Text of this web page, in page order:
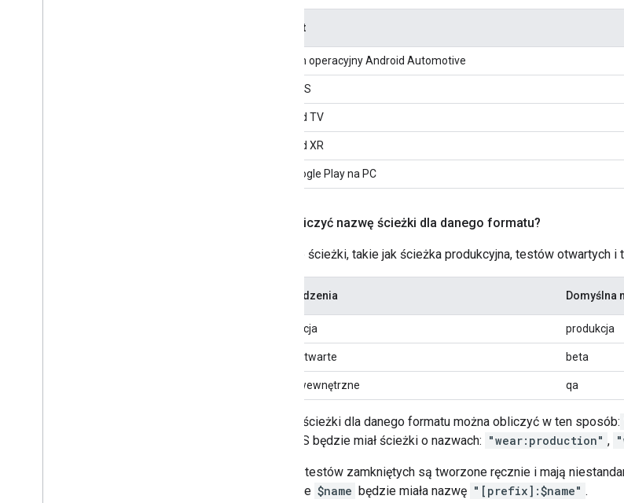
Format
System operacyjny Android Automotive
Wear OS
Android TV
Android XR
Gry Google Play na PC
Jak obliczyć nazwę ścieżki dla danego formatu?
Typowe ścieżki, takie jak ścieżka produkcyjna, testów otwartych
Typ śledzenia Domyślna
Produkcja produkcja
Testy otwarte beta
Testy wewnętrzne qa
Nazwę ścieżki dla danego formatu można obliczyć w ten sposób:
Wear OS będzie miał ścieżki o nazwach: "wear:production" ,
Ścieżki testów zamkniętych są tworzone ręcznie i mają
o nazwie $name będzie miała nazwę "[prefix]:$name" .